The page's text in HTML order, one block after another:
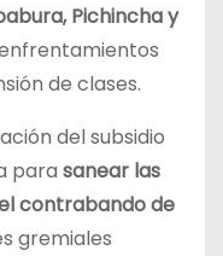
Pichincha y
de clases.
del subsidio
para sanear las
contrabando de
gremiales